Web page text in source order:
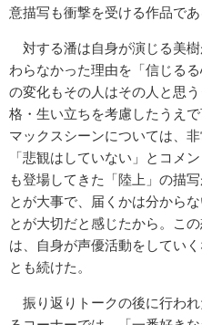
意描写も衝撃を受ける作品であ
対する潘は自身が演じる美
わらなかった理由を「信じる
の変化もその人はその人と思
格・生い立ちを考慮したうえ
マックスシーンについては、
「悲観はしていない」とコメ
も登場してきた「陸上」の描
とが大事で、届くかは分から
とが大切だと感じたから。こ
は、自身が声優活動をしてい
とも続けた。
振り返りトークの後に行われ